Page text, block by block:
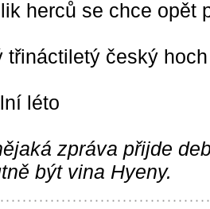
herců se chce opět
třináctiletý český
léto
zpráva přijde
být vina Hyeny.